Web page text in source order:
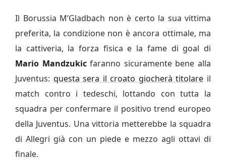
Il Borussia M’Gladbach non è certo la sua vittima
preferita, la condizione non è ancora ottimale, ma
la cattiveria, la forza fisica e la fame di goal di
Mario Mandzukicfaranno sicuramente bene alla
Juventus: questa sera il croato giocherà titolare il
match contro i tedeschi, lottando con tutta la
squadra per confermare il positivo trend europeo
della Juventus. Una vittoria metterebbe la squadra
di Allegri già con un piede e mezzo agli ottavi di
finale.